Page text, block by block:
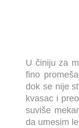
U činiju za
fino
dok se nije
kvasac i
suviše
da umesim